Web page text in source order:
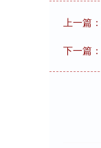
上一篇：
下一篇：